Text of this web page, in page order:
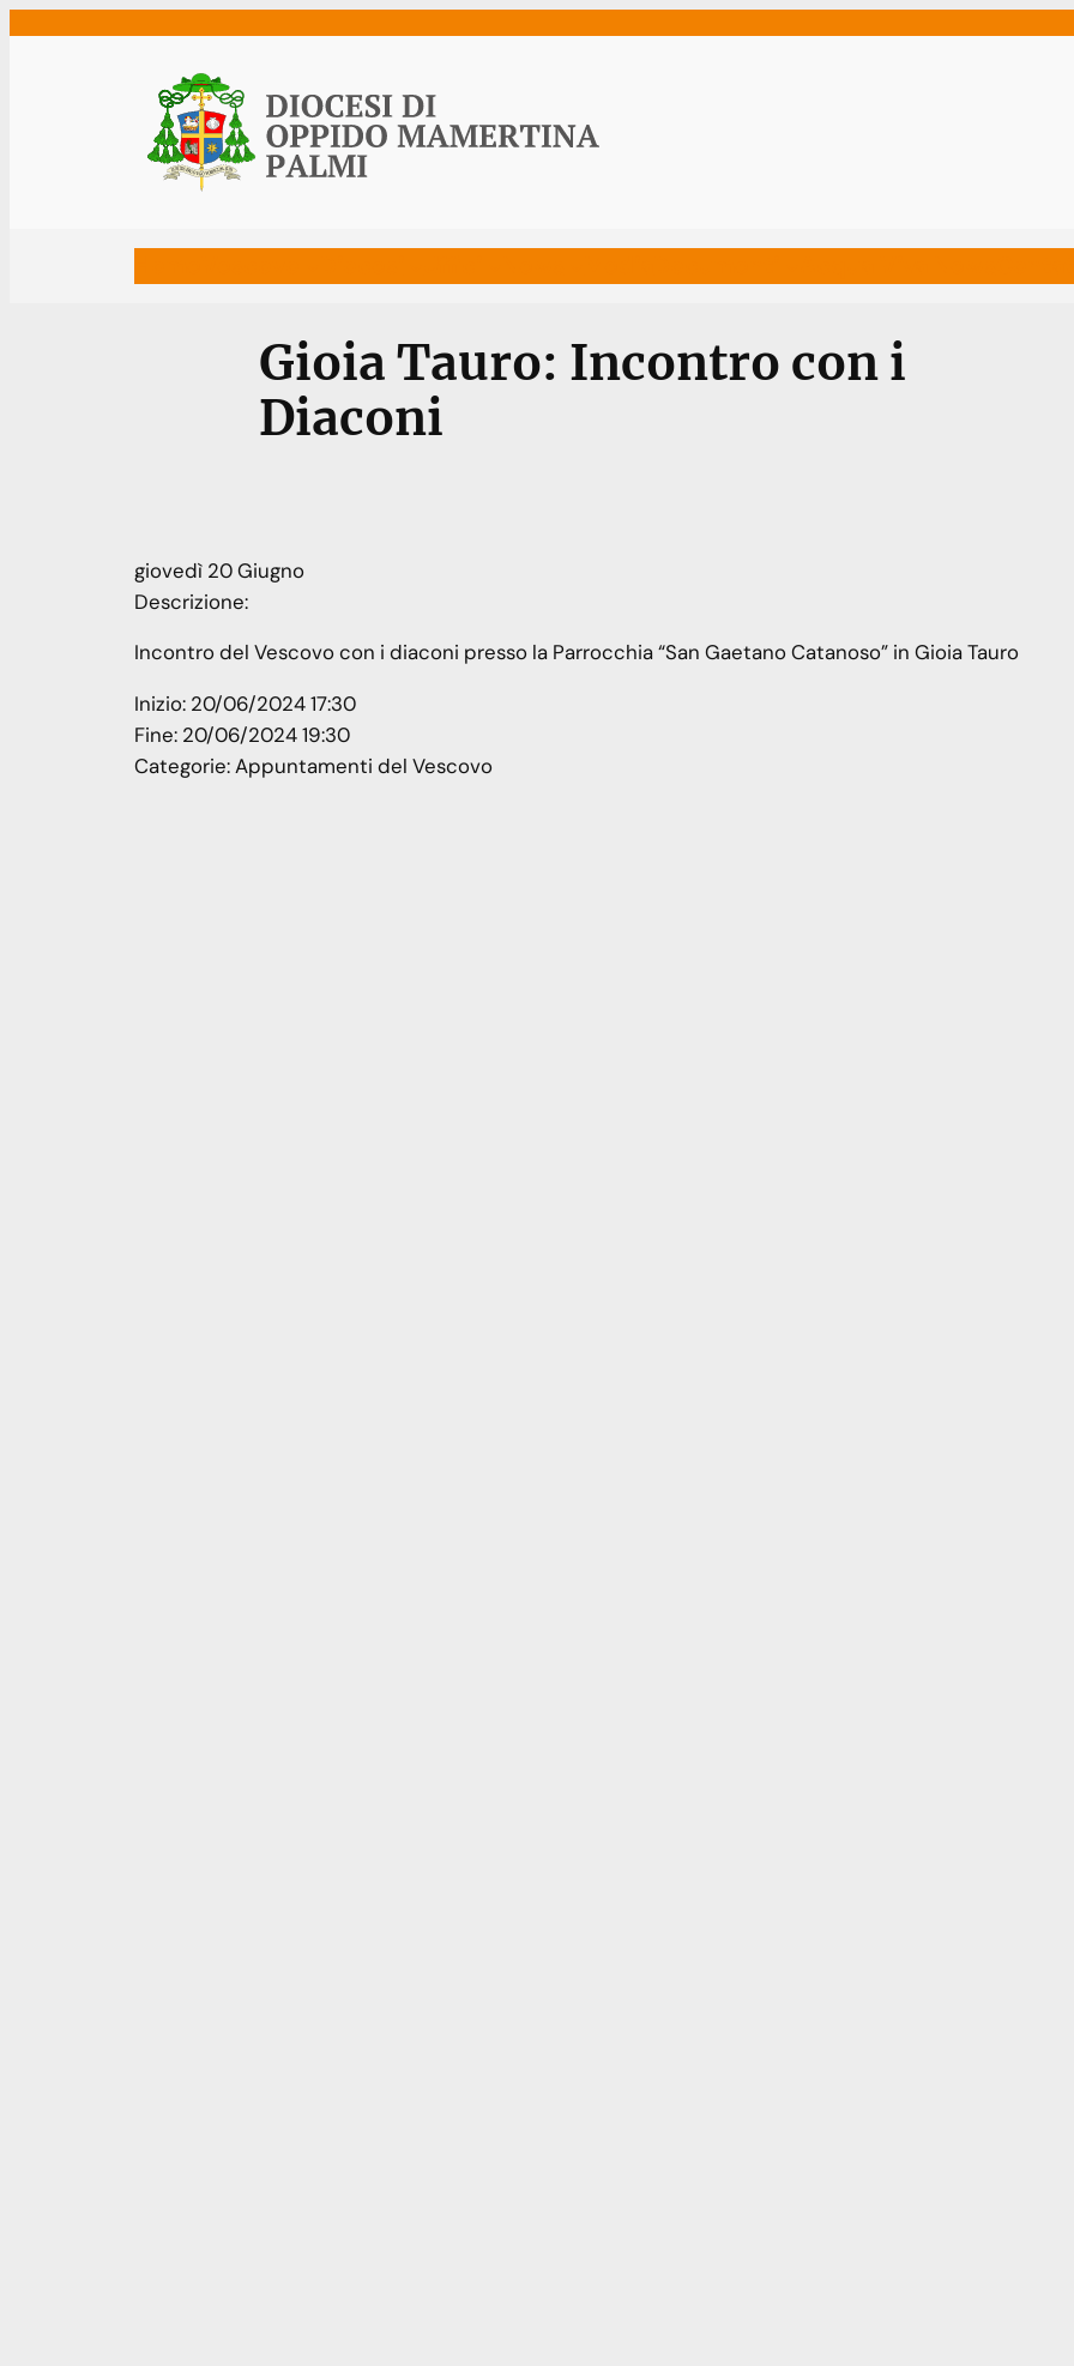
Gioia Tauro: Incontro con i
Diaconi
giovedì 20Giugno
Descrizione:
Incontro del Vescovo con i diaconi presso la Parrocchia “San Gaetano Catanoso” in Gioia Tauro
Inizio: 20/06/2024 17:30
Fine: 20/06/2024 19:30
Categorie:Appuntamenti del Vescovo